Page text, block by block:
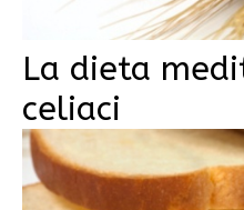
La dieta
celiaci